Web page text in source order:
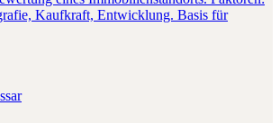
Kaufkraft, Entwicklung. Basis für